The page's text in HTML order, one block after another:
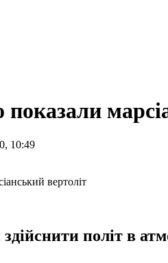
показали
10:49
політ в